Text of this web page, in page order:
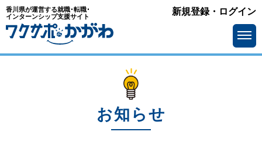
香川県が運営する就職･転職･
インターンシップ支援サイト
新規登録・ログイン
お知らせ